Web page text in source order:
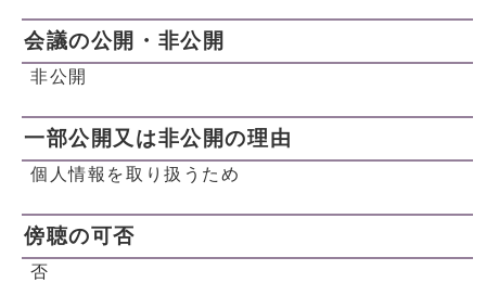
会議の公開・非公開
非公開
一部公開又は非公開の理由
個人情報を取り扱うため
傍聴の可否
否